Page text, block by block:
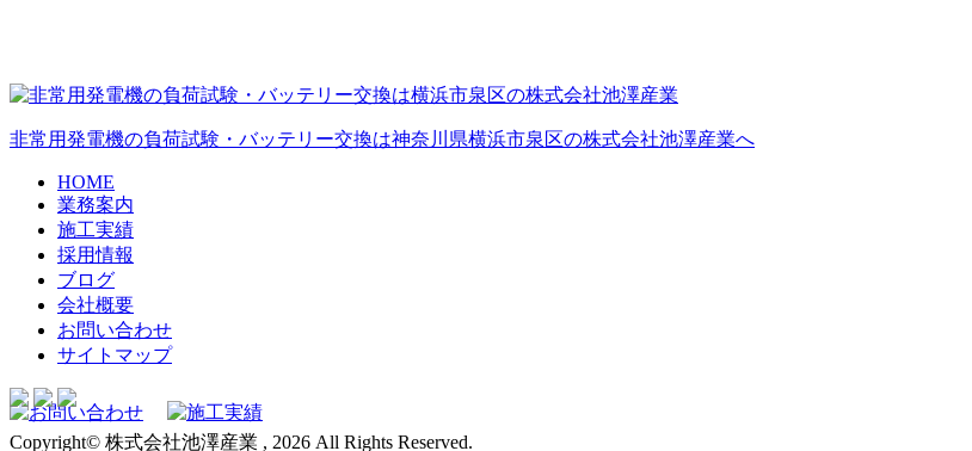
非常用発電機の負荷試験・バッテリー交換は神奈川県横浜市泉区の株式会社池澤産業へ
HOME
業務案内
施工実績
採用情報
ブログ
会社概要
お問い合わせ
サイトマップ
Copyright© 株式会社池澤産業 , 2026 All Rights Reserved.